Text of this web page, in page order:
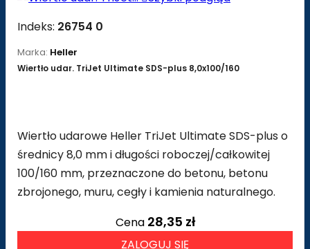
Indeks: 26754 0
Marka: Heller
Wiertło udar. TriJet Ultimate SDS-plus 8,0x100/160
Wiertło udarowe Heller TriJet Ultimate SDS-plus o
średnicy 8,0 mm i długości roboczej/całkowitej
100/160 mm, przeznaczone do betonu, betonu
zbrojonego, muru, cegły i kamienia naturalnego.
Cena 28,35 zł
ZALOGUJ SIĘ